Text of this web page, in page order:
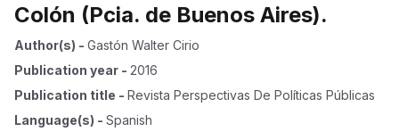
Colón (Pcia. de Buenos Aires).
Author(s) - Gastón Walter Cirio
Publication year - 2016
Publication title - Revista Perspectivas De Políticas Públicas
Language(s) - Spanish